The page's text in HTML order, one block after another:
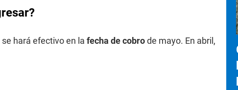
se hará efectivo en la fecha de cobrode mayo. En abril,